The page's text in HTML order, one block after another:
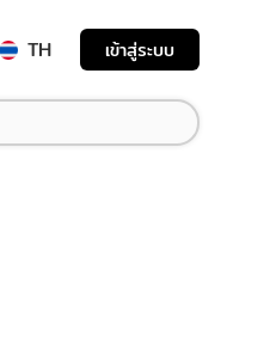
TH เข้าสู่ระบบ